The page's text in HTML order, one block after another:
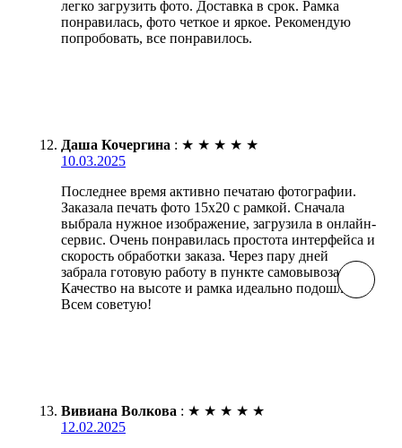
легко загрузить фото. Доставка в срок. Рамка
понравилась, фото четкое и яркое. Рекомендую
попробовать, все понравилось.
Даша Кочергина : ★ ★ ★ ★ ★
10.03.2025
Последнее время активно печатаю фотографии.
Заказала печать фото 15х20 с рамкой. Сначала
выбрала нужное изображение, загрузила в онлайн-
сервис. Очень понравилась простота интерфейса и
скорость обработки заказа. Через пару дней
забрала готовую работу в пункте самовывоза.
Качество на высоте и рамка идеально подошла.
Всем советую!
Вивиана Волкова : ★ ★ ★ ★ ★
12.02.2025